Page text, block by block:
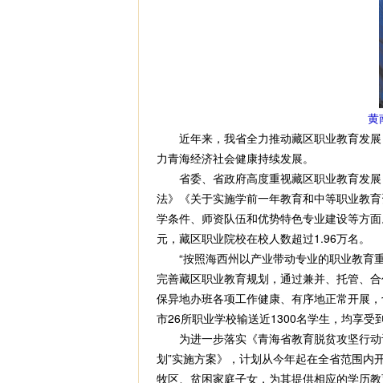
黄
近年来，我省全力推动藏区职业教育发展
力青海经济社会健康持续发展。
省委、省政府高度重视藏区职业教育发展
法》《关于实施学前一年教育和中等职业教
学条件、师资队伍和优势特色专业建设等方
元，藏区职业院校在校人数超过1.96万名。
“按照海西州以产业带动专业的职业教育
完善藏区职业教育规划，通过兼并、托管、
保异地办班各项工作健康、有序地正常开展
市26所职业学校输送近1300名学生，均享受
为进一步落实《青海省教育脱贫攻坚行动
划”实施方案》，计划从今年起在全省范围内
牧区、贫困家庭子女，为其提供相应的学历